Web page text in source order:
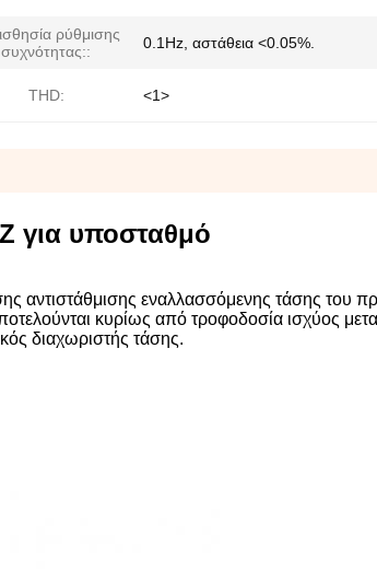
ρύθμισης
συχνότητας::
0.1Hz, αστάθεια <0.05%.
THD: <1>
για υποσταθμό
αντιστάθμισης εναλλασσόμενης τάσης του
κυρίως από τροφοδοσία ισχύος
διαχωριστής τάσης.